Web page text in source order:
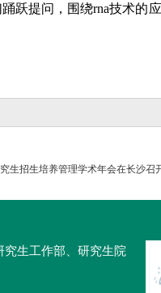
跃提问，围绕rna技术的
生招生培养管理学术年会在长沙召
生工作部、研究生院